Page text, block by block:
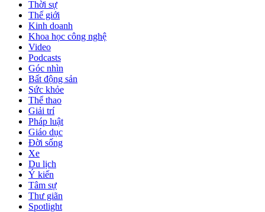
Thời sự
Thế giới
Kinh doanh
Khoa học công nghệ
Video
Podcasts
Góc nhìn
Bất động sản
Sức khỏe
Thể thao
Giải trí
Pháp luật
Giáo dục
Đời sống
Xe
Du lịch
Ý kiến
Tâm sự
Thư giãn
Spotlight